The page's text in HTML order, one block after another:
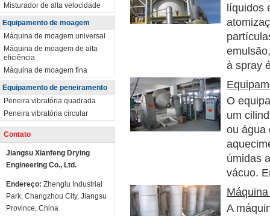
Misturador de alta velocidade
Equipamento de moagem
Máquina de moagem universal
Máquina de moagem de alta
eficiência
Máquina de moagem fina
Equipamento de peneiramento
Peneira vibratória quadrada
Peneira vibratória circular
Contato
Jiangsu Xianfeng Drying
Engineering Co., Ltd.
Endereço: Zhenglu Industrial
Park, Changzhou City, Jiangsu
Province, China
líquidos
à spray
O
um
ou água
úmidas
vácuo.
A